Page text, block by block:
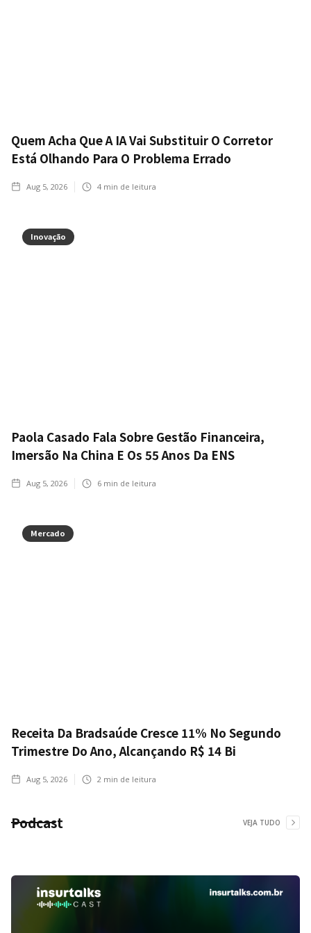
Quem Acha Que A IA Vai Substituir O Corretor
Está Olhando Para O Problema Errado
Aug 5, 2026 4 min de leitura
Inovação
Paola Casado Fala Sobre Gestão Financeira,
Imersão Na China E Os 55 Anos Da ENS
Aug 5, 2026 6 min de leitura
Mercado
Receita Da Bradsaúde Cresce 11% No Segundo
Trimestre Do Ano, Alcançando R$ 14 Bi
Aug 5, 2026 2 min de leitura
Podcast VEJA TUDO